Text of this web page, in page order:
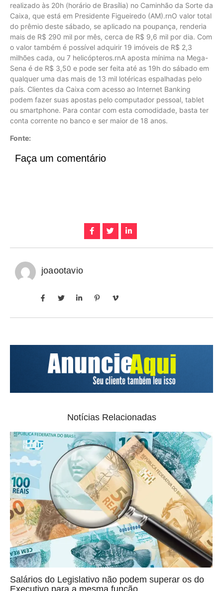
realizado às 20h (horário de Brasília) no Caminhão da Sorte da
Caixa, que está em Presidente Figueiredo (AM).rnO valor total
do prêmio deste sábado, se aplicado na poupança, renderia
mais de R$ 290 mil por mês, cerca de R$ 9,6 mil por dia. Com
o valor também é possível adquirir 19 imóveis de R$ 2,3
milhões cada, ou 7 helicópteros.rnA aposta mínima na Mega-
Sena é de R$ 3,50 e pode ser feita até as 19h do sábado em
qualquer uma das mais de 13 mil lotéricas espalhadas pelo
país. Clientes da Caixa com acesso ao Internet Banking
podem fazer suas apostas pelo computador pessoal, tablet
ou smartphone. Para contar com esta comodidade, basta ter
conta corrente no banco e ser maior de 18 anos.
Fonte:
Faça um comentário
joaootavio
Notícias Relacionadas
Salários do Legislativo não podem superar os do
Executivo para a mesma função